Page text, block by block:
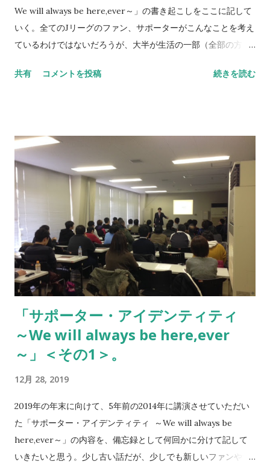
けます。 長居という街がサッカータウンとなることを考えてい
We will always be here,ever～」の書き起こしをここに記して
いく。全てのJリーグのファン、サポーターがこんなことを考え
ているわけではないだろうが、大半が生活の一部（全部の方も
阪との関係や、今の自分を形成する上で非常に重要な出来事が
切に願う。 （全て当時書き起こしていただいたママ）
※※※※※※※※※※※※※※※※※※※※ ●（合間に） だい
ぶ端折ってしまっているので、 あとで聞いてくれても、 メッセ
ージを送ってくれても大丈夫です。 ―サポーター人生を考えよ
う ～応援を通じて、サッカーを通じて、つながりの社会、この
社会を広げていきたい～ Jリーグができて22年目、 たかだか20
年ぐらいで人生を語るのは難しいが、 みなさんの参考になれば
と思います。 サポーター人生とはなにか？ 今年で44歳になり
ます。 サポーター、ファンとのつながりが、 自分の人生の中で
の影響力が大きいです。 ここにいるメンバーでも10代～高齢ま
で幅広くて、老若男女様々ですね。 お年を召した方に怒られる
こともあります。 会社では立場があるので中々怒られません
が、 スタジアムではよく怒られます。 この会を企画してくれた
人も含め、 若い子たちが成長していく様子に、 純粋なサッカー
の見方を学ぶこともあります。 C6（※サポーターユニット）も
ずっと応援してくれています。 セレッソサポーターだけではな
く、人生についても階段を登ってきました。 今でも子供扱いさ
れることが多いです。 鬼武さんの奥さんに40歳超えた今でも
「お菓子食べ」と言われます。 20歳ごろのイメージのままで、
共有 コメントを投稿 続きを読む
「サポーター・アイデンティティ
～We will always be here,ever
～」＜その1＞。
12月 28, 2019
2019年の年末に向けて、5年前の2014年に講演させていただい
た「サポーター・アイデンティティ ～We will always be
here,ever～」の内容を、備忘録として何回かに分けて記して
いきたいと思う。少し古い話だが、少しでも新しいファンやサ